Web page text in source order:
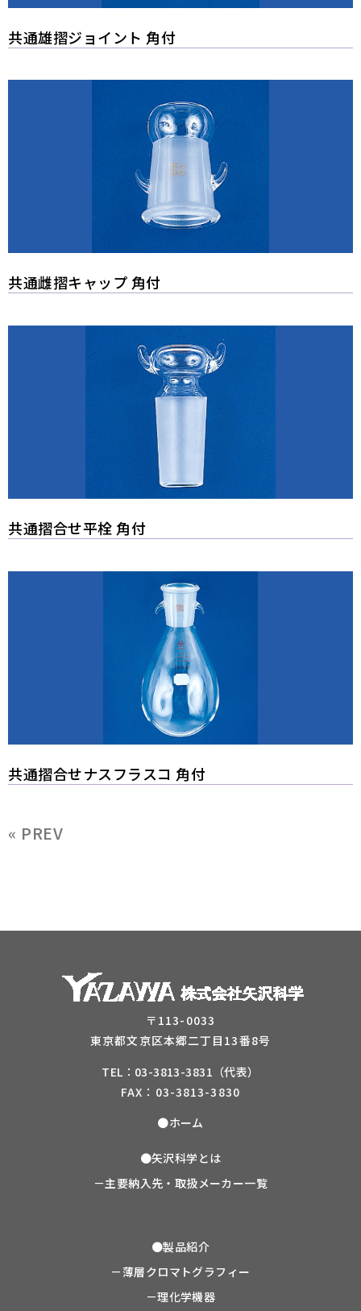
共通雄摺ジョイント 角付
共通雌摺キャップ 角付
共通摺合せ平栓 角付
共通摺合せナスフラスコ 角付
« PREV
〒113-0033
東京都文京区本郷二丁目13番8号
TEL：03-3813-3831（代表）
FAX：03-3813-3830
●ホーム
●矢沢科学とは
－主要納入先・取扱メーカー一覧
●製品紹介
－薄層クロマトグラフィー
－理化学機器